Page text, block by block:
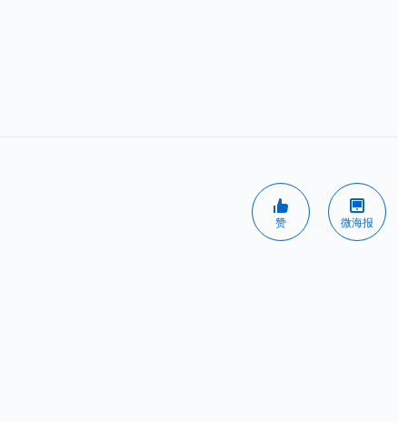
赞 微海报